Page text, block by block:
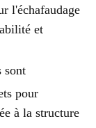
l'échafaudage
et
sont
pour
à la structure